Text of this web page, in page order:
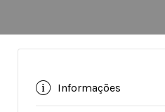
Informações